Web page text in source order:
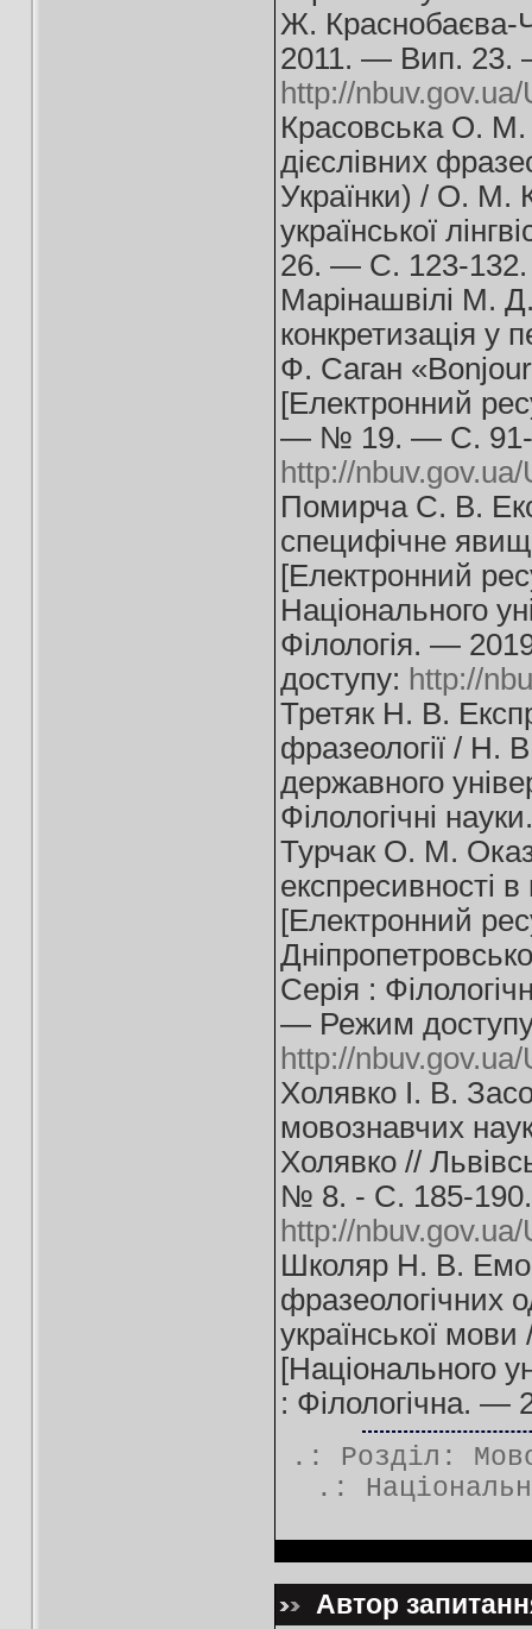
Ж. Краснобаєва-
2011. — Вип. 23.
http://
Красовська О. М.
дієслівних
Українки) / О. М.
української
26. — С. 123-132.
Марінашвілі М.
конкретизація у
Ф. Саган
[Електронний
— № 19. — С. 91-
http://
Помирча С. В.
специфічне
[Електронний
Національного
Філологія. —
доступу: http://
Третяк Н. В.
фразеології / Н.
державного
Філологічні
Турчак О. М.
експресивності в
[Електронний
Серія :
— Режим
http://
Холявко І. В.
мовознавчих
Холявко //
№ 8. - С. 185-
http://
Школяр Н. В.
фразеологічних
української
[Національного
: Філологічна.
.: Розділ:
.:
Автор